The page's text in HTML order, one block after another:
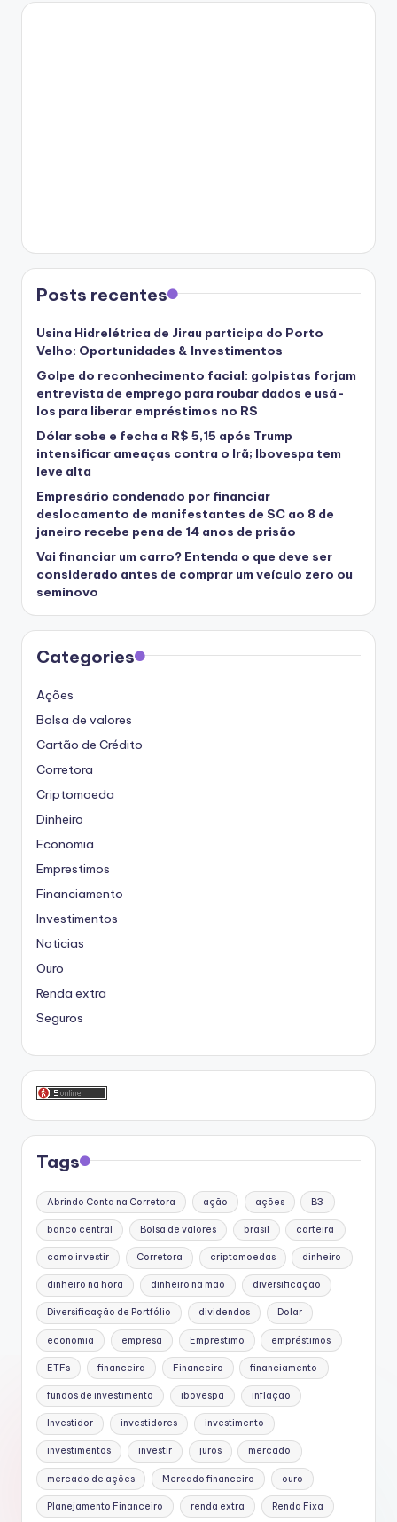
Posts recentes
Usina Hidrelétrica de Jirau participa do Porto
Velho: Oportunidades & Investimentos
Golpe do reconhecimento facial: golpistas forjam
entrevista de emprego para roubar dados e usá-
los para liberar empréstimos no RS
Dólar sobe e fecha a R$ 5,15 após Trump
intensificar ameaças contra o Irã; Ibovespa tem
leve alta
Empresário condenado por financiar
deslocamento de manifestantes de SC ao 8 de
janeiro recebe pena de 14 anos de prisão
Vai financiar um carro? Entenda o que deve ser
considerado antes de comprar um veículo zero ou
seminovo
Categories
Ações
Bolsa de valores
Cartão de Crédito
Corretora
Criptomoeda
Dinheiro
Economia
Emprestimos
Financiamento
Investimentos
Noticias
Ouro
Renda extra
Seguros
Tags
Abrindo Conta na Corretora ação ações B3
banco central Bolsa de valores brasil carteira
como investir Corretora criptomoedas dinheiro
dinheiro na hora dinheiro na mão diversificação
Diversificação de Portfólio dividendos Dolar
economia empresa Emprestimo empréstimos
ETFs financeira Financeiro financiamento
fundos de investimento ibovespa inflação
Investidor investidores investimento
investimentos investir juros mercado
mercado de ações Mercado financeiro ouro
Planejamento Financeiro renda extra Renda Fixa